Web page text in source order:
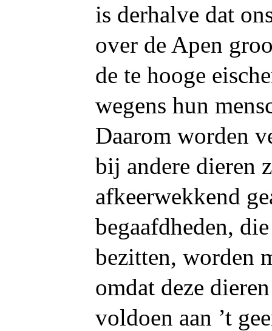
is derhalve dat
over de Apen
de te hooge
wegens hun
Daarom worden
bij andere dieren
afkeerwekkend
begaafdheden,
bezitten, worden
omdat deze
voldoen aan ’t